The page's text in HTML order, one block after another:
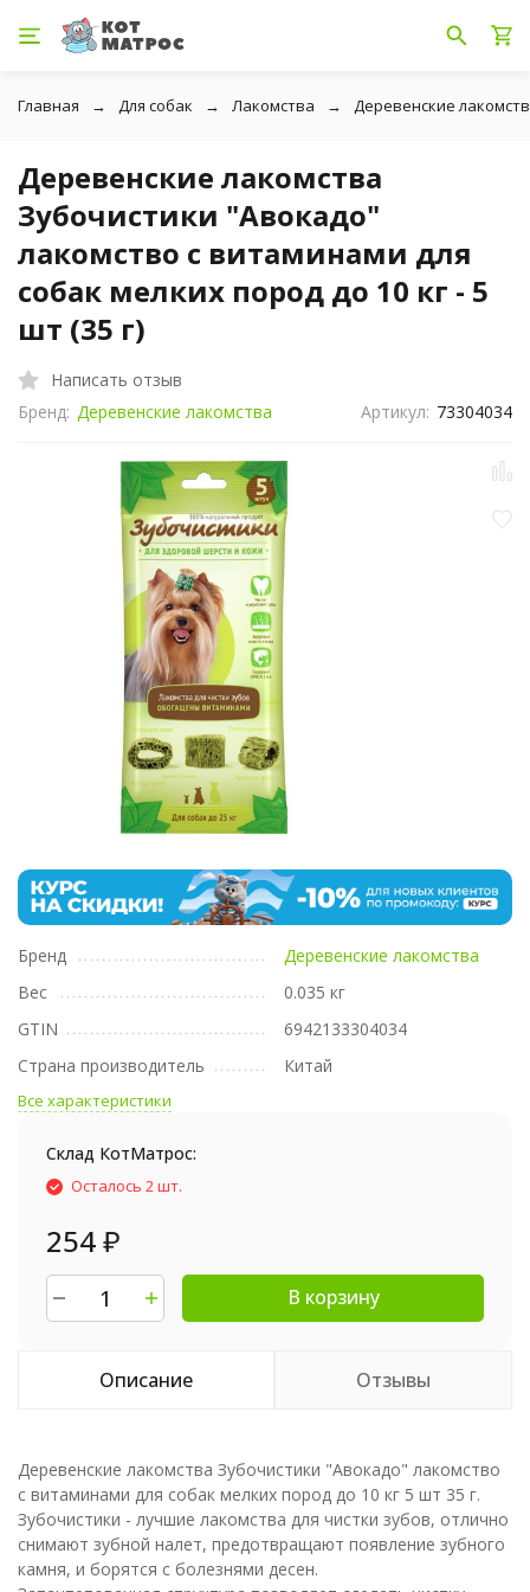
Главная Для собак Лакомства Деревенские
Деревенские лакомства
Зубочистики "Авокадо"
лакомство с витаминами для
собак мелких пород до 10 кг - 5
шт (35 г)
Написать отзыв
Бренд: Деревенские лакомства Артикул: 73304034
Бренд
Деревенские лакомства
Вес
0.035 кг
GTIN
6942133304034
Страна производитель
Китай
Все характеристики
Склад КотМатрос:
Осталось 2 шт.
254₽
В корзину
Описание Отзывы
Деревенские лакомства Зубочистики "Авокадо" лакомство
с витаминами для собак мелких пород до 10 кг 5 шт 35 г.
Зубочистики - лучшие лакомства для чистки зубов, отлично
снимают зубной налет, предотвращают появление зубного
камня, и борятся с болезнями десен.